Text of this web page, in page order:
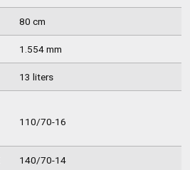
80 cm
1.554 mm
13 liters
110/70-16
140/70-14